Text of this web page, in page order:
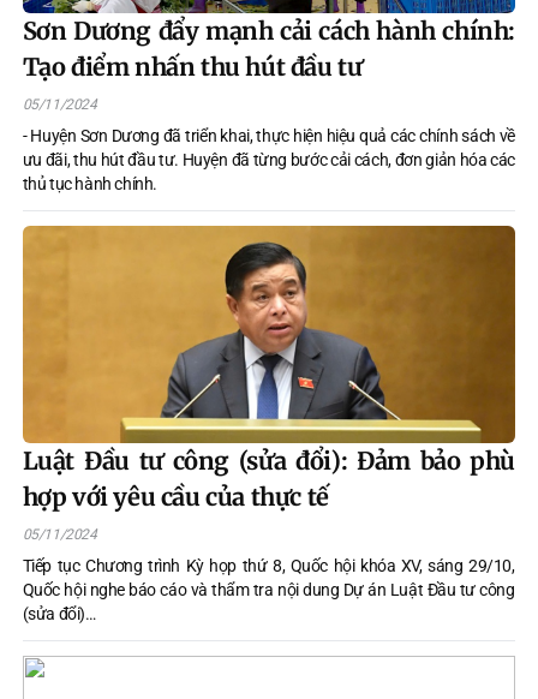
Sơn Dương đẩy mạnh cải cách hành chính:
Tạo điểm nhấn thu hút đầu tư
05/11/2024
- Huyện Sơn Dương đã triển khai, thực hiện hiệu quả các chính sách về
ưu đãi, thu hút đầu tư. Huyện đã từng bước cải cách, đơn giản hóa các
thủ tục hành chính.
Luật Đầu tư công (sửa đổi): Đảm bảo phù
hợp với yêu cầu của thực tế
05/11/2024
Tiếp tục Chương trình Kỳ họp thứ 8, Quốc hội khóa XV, sáng 29/10,
Quốc hội nghe báo cáo và thẩm tra nội dung Dự án Luật Đầu tư công
(sửa đổi)…